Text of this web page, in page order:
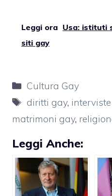
Leggi ora Usa: istituti
siti gay
Categorie
Cultura Gay
Tag
diritti gay,
matrimoni gay,
Leggi Anche: